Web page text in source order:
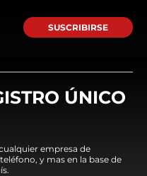
SUSCRIBIRSE
ÚNICO
empresa de
y mas en la base de